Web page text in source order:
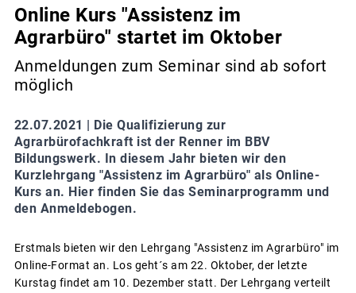
Online Kurs "Assistenz im
Agrarbüro" startet im Oktober
Anmeldungen zum Seminar sind ab sofort
möglich
22.07.2021 |
Die Qualifizierung zur
Agrarbürofachkraft ist der Renner im BBV
Bildungswerk. In diesem Jahr bieten wir den
Kurzlehrgang "Assistenz im Agrarbüro" als Online-
Kurs an. Hier finden Sie das Seminarprogramm und
den Anmeldebogen.
Erstmals bieten wir den Lehrgang "Assistenz im Agrarbüro" im
Online-Format an. Los geht´s am 22. Oktober, der letzte
Kurstag findet am 10. Dezember statt. Der Lehrgang verteilt